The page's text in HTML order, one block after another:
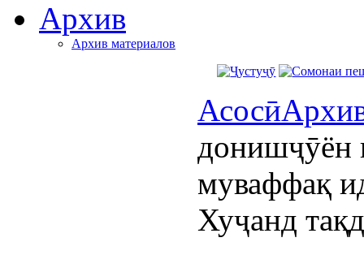
Архив
Архив материалов
Асосӣ
донишҷӯён
муваффақ
Хуҷанд